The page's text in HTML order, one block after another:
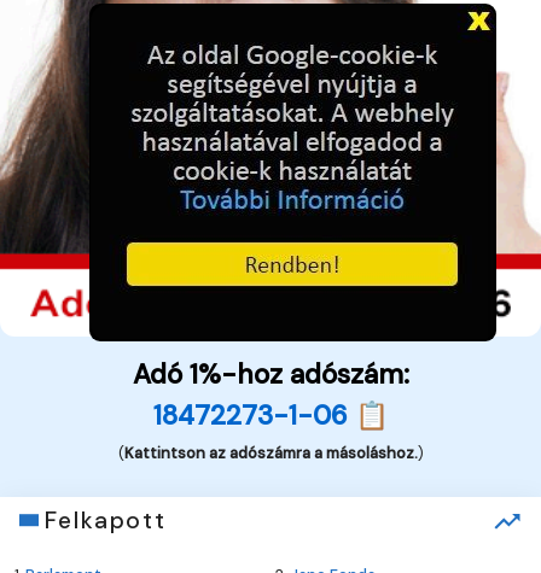
Adó 1%-hoz adószám:
18472273-1-06 📋
(Kattintson az adószámra a másoláshoz.)
Felkapott